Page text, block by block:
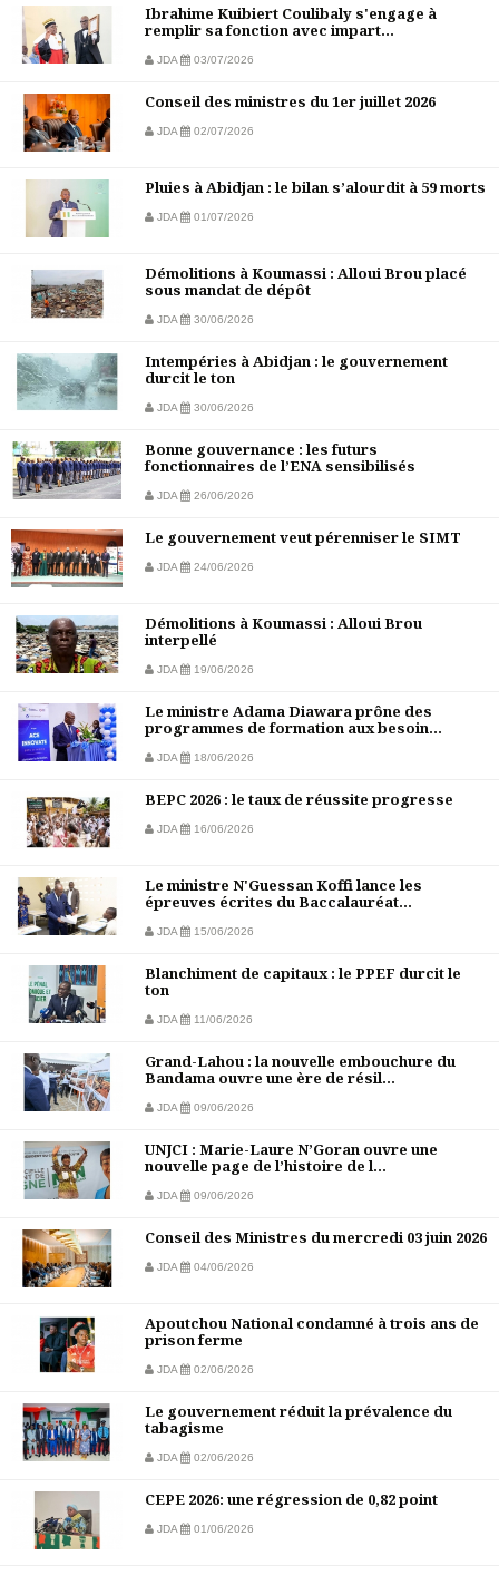
Ibrahime Kuibiert Coulibaly s'engage à
remplir sa fonction avec impart...
JDA 03/07/2026
Conseil des ministres du 1er juillet 2026
JDA 02/07/2026
Pluies à Abidjan : le bilan s’alourdit à 59 morts
JDA 01/07/2026
Démolitions à Koumassi : Alloui Brou placé
sous mandat de dépôt
JDA 30/06/2026
Intempéries à Abidjan : le gouvernement
durcit le ton
JDA 30/06/2026
Bonne gouvernance : les futurs
fonctionnaires de l’ENA sensibilisés
JDA 26/06/2026
Le gouvernement veut pérenniser le SIMT
JDA 24/06/2026
Démolitions à Koumassi : Alloui Brou
interpellé
JDA 19/06/2026
Le ministre Adama Diawara prône des
programmes de formation aux besoin...
JDA 18/06/2026
BEPC 2026 : le taux de réussite progresse
JDA 16/06/2026
Le ministre N'Guessan Koffi lance les
épreuves écrites du Baccalauréat...
JDA 15/06/2026
Blanchiment de capitaux : le PPEF durcit le
ton
JDA 11/06/2026
Grand-Lahou : la nouvelle embouchure du
Bandama ouvre une ère de résil...
JDA 09/06/2026
UNJCI : Marie-Laure N’Goran ouvre une
nouvelle page de l’histoire de l...
JDA 09/06/2026
Conseil des Ministres du mercredi 03 juin 2026
JDA 04/06/2026
Apoutchou National condamné à trois ans de
prison ferme
JDA 02/06/2026
Le gouvernement réduit la prévalence du
tabagisme
JDA 02/06/2026
CEPE 2026: une régression de 0,82 point
JDA 01/06/2026